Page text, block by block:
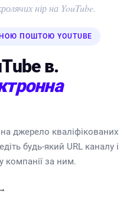
нір на YouTube.
ПОШТОЮ YOUTUBE
в.
джерело кваліфікованих
будь-який URL каналу і
компанії за ним.